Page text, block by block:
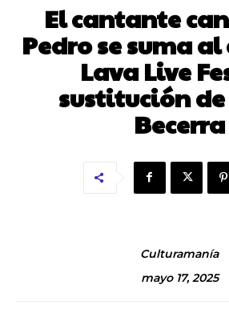
El cantante
Pedro se suma
Lava Live
sustitución
Becerra
Culturamanía
mayo 17, 2025